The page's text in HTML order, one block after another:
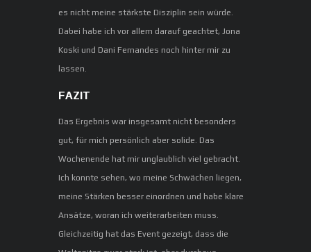
es nicht meine stärkste Disziplin sein würde.
Dabei habe ich vor allem darauf geachtet, Jona
Koski und Dani Fernandes noch hinter mir zu
lassen.
FAZIT
Das Ergebnis war insgesamt nicht besonders
gut, für mich persönlich aber solide. Das
Wochenende hat mir unglaublich viel gebracht.
Ich konnte sehen, wo meine Schwächen liegen,
meine Stärken besser einordnen und habe klare
Ansätze, woran ich weiterarbeiten muss.
Gleichzeitig hat das Event gezeigt, dass die